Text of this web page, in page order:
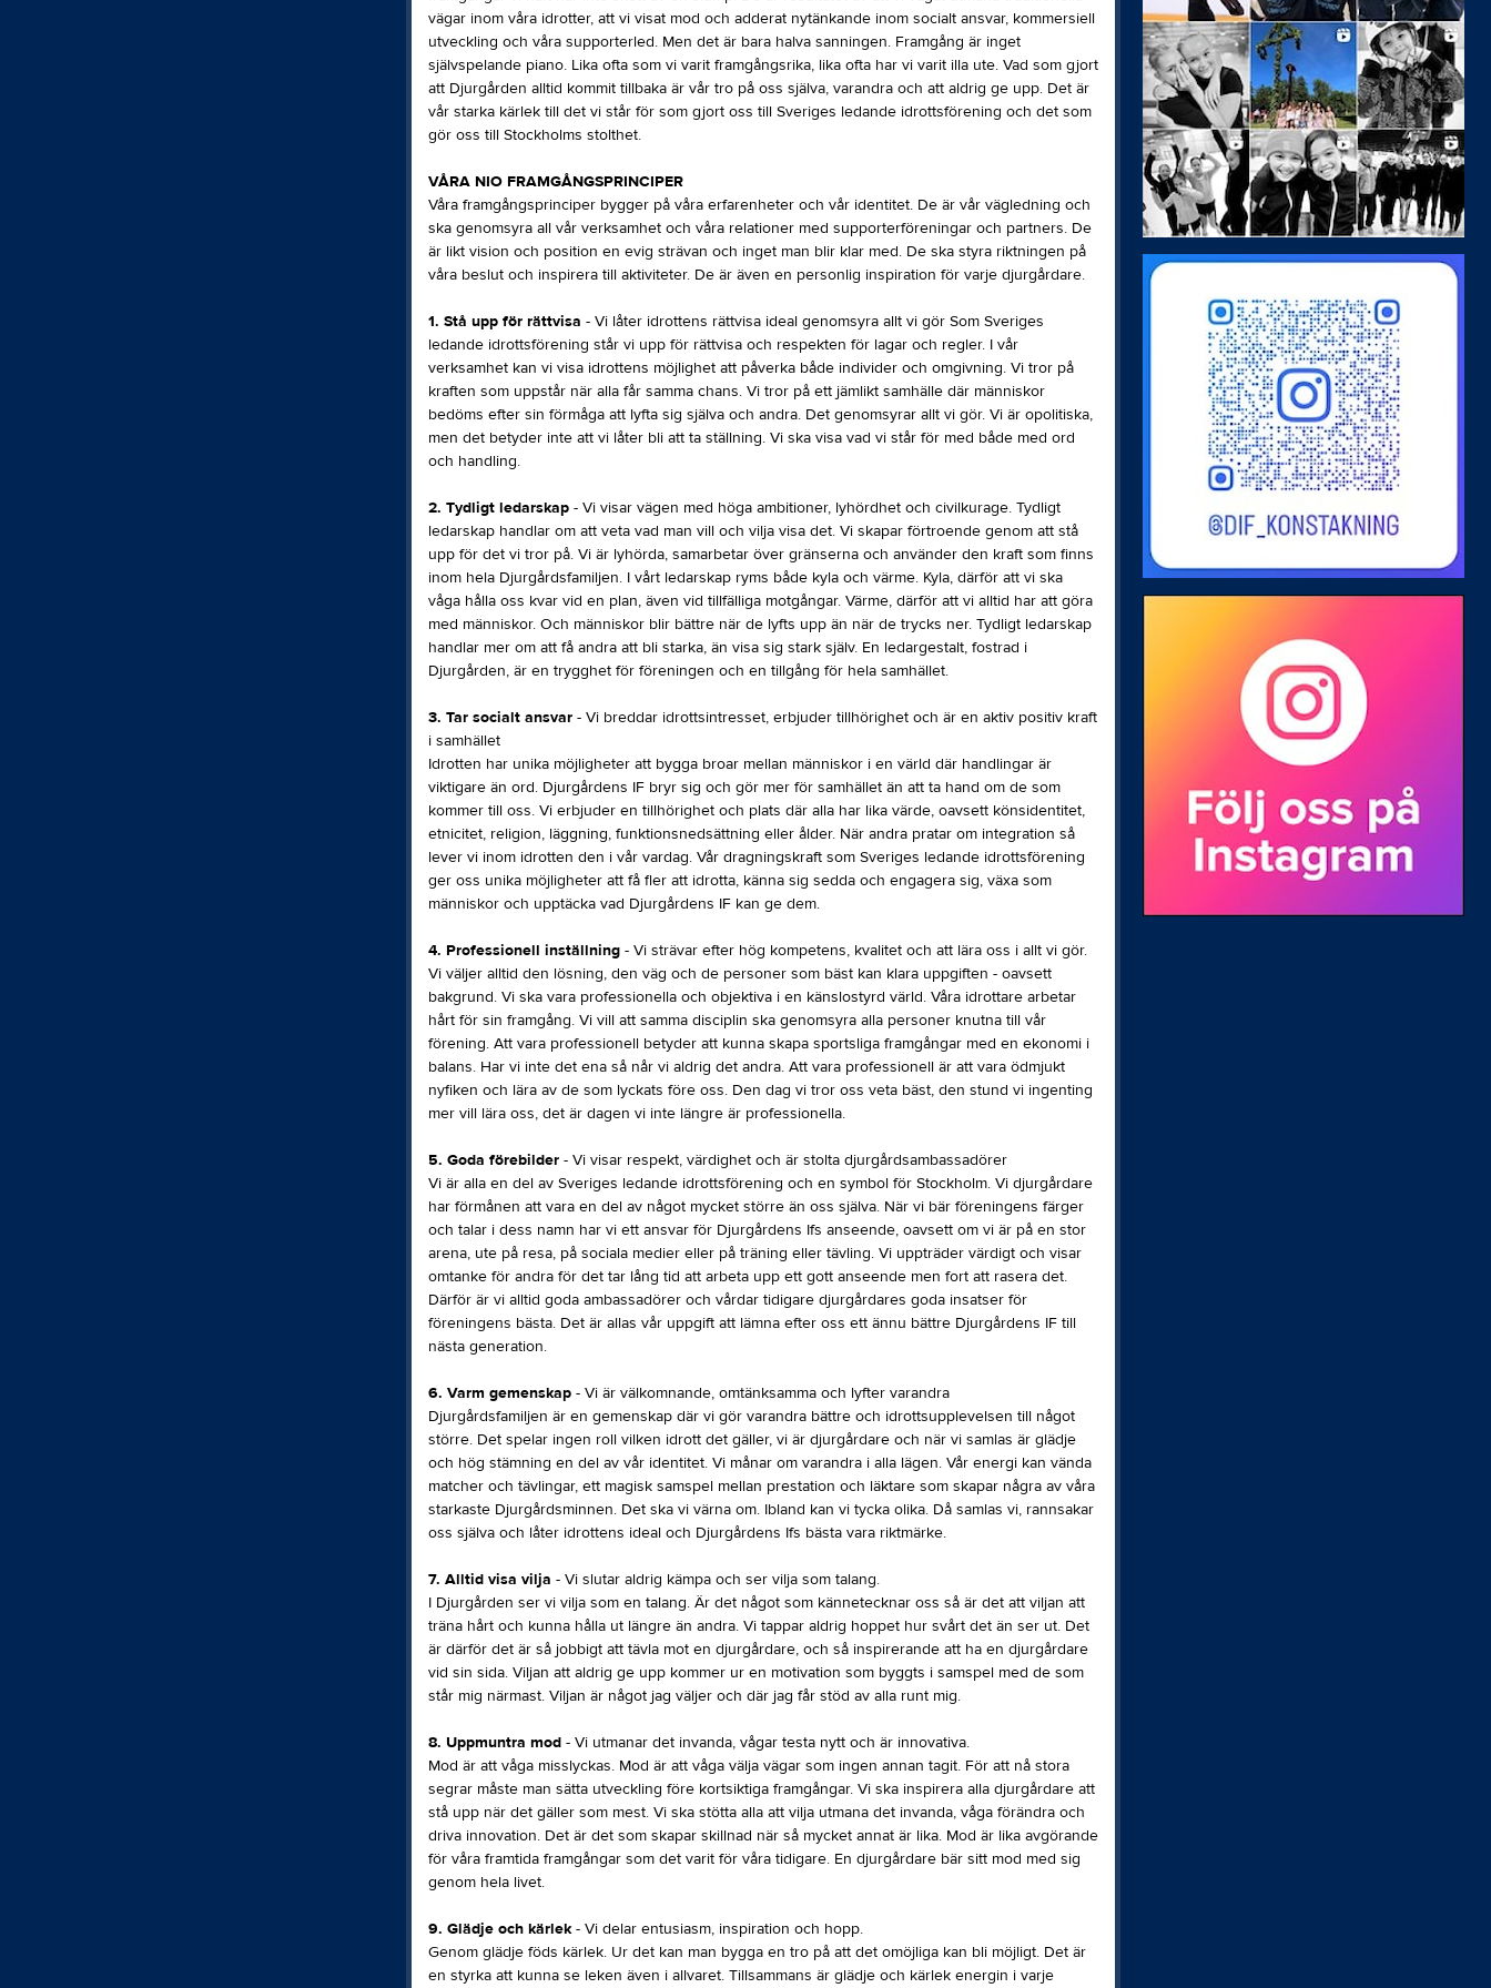
vägar inom våra idrotter, att vi visat mod och adderat nytänkande inom socialt ansvar, kommersiell
utveckling och våra supporterled. Men det är bara halva sanningen. Framgång är inget
självspelande piano. Lika ofta som vi varit framgångsrika, lika ofta har vi varit illa ute. Vad som gjort
att Djurgården alltid kommit tillbaka är vår tro på oss själva, varandra och att aldrig ge upp. Det är
vår starka kärlek till det vi står för som gjort oss till Sveriges ledande idrottsförening och det som
gör oss till Stockholms stolthet.
VÅRA NIO FRAMGÅNGSPRINCIPER
Våra framgångsprinciper bygger på våra erfarenheter och vår identitet. De är vår vägledning och
ska genomsyra all vår verksamhet och våra relationer med supporterföreningar och partners. De
är likt vision och position en evig strävan och inget man blir klar med. De ska styra riktningen på
våra beslut och inspirera till aktiviteter. De är även en personlig inspiration för varje djurgårdare.
1. Stå upp för rättvisa - Vi låter idrottens rättvisa ideal genomsyra allt vi gör Som Sveriges
ledande idrottsförening står vi upp för rättvisa och respekten för lagar och regler. I vår
verksamhet kan vi visa idrottens möjlighet att påverka både individer och omgivning. Vi tror på
kraften som uppstår när alla får samma chans. Vi tror på ett jämlikt samhälle där människor
bedöms efter sin förmåga att lyfta sig själva och andra. Det genomsyrar allt vi gör. Vi är opolitiska,
men det betyder inte att vi låter bli att ta ställning. Vi ska visa vad vi står för med både med ord
och handling.
2. Tydligt ledarskap - Vi visar vägen med höga ambitioner, lyhördhet och civilkurage. Tydligt
ledarskap handlar om att veta vad man vill och vilja visa det. Vi skapar förtroende genom att stå
upp för det vi tror på. Vi är lyhörda, samarbetar över gränserna och använder den kraft som finns
inom hela Djurgårdsfamiljen. I vårt ledarskap ryms både kyla och värme. Kyla, därför att vi ska
våga hålla oss kvar vid en plan, även vid tillfälliga motgångar. Värme, därför att vi alltid har att göra
med människor. Och människor blir bättre när de lyfts upp än när de trycks ner. Tydligt ledarskap
handlar mer om att få andra att bli starka, än visa sig stark själv. En ledargestalt, fostrad i
Djurgården, är en trygghet för föreningen och en tillgång för hela samhället.
3. Tar socialt ansvar- Vi breddar idrottsintresset, erbjuder tillhörighet och är en aktiv positiv kraft
i samhället
Idrotten har unika möjligheter att bygga broar mellan människor i en värld där handlingar är
viktigare än ord. Djurgårdens IF bryr sig och gör mer för samhället än att ta hand om de som
kommer till oss. Vi erbjuder en tillhörighet och plats där alla har lika värde, oavsett könsidentitet,
etnicitet, religion, läggning, funktionsnedsättning eller ålder. När andra pratar om integration så
lever vi inom idrotten den i vår vardag. Vår dragningskraft som Sveriges ledande idrottsförening
ger oss unika möjligheter att få fler att idrotta, känna sig sedda och engagera sig, växa som
människor och upptäcka vad Djurgårdens IF kan ge dem.
4. Professionell inställning- Vi strävar efter hög kompetens, kvalitet och att lära oss i allt vi gör.
Vi väljer alltid den lösning, den väg och de personer som bäst kan klara uppgiften - oavsett
bakgrund. Vi ska vara professionella och objektiva i en känslostyrd värld. Våra idrottare arbetar
hårt för sin framgång. Vi vill att samma disciplin ska genomsyra alla personer knutna till vår
förening. Att vara professionell betyder att kunna skapa sportsliga framgångar med en ekonomi i
balans. Har vi inte det ena så når vi aldrig det andra. Att vara professionell är att vara ödmjukt
nyfiken och lära av de som lyckats före oss. Den dag vi tror oss veta bäst, den stund vi ingenting
mer vill lära oss, det är dagen vi inte längre är professionella.
5. Goda förebilder - Vi visar respekt, värdighet och är stolta djurgårdsambassadörer
Vi är alla en del av Sveriges ledande idrottsförening och en symbol för Stockholm. Vi djurgårdare
har förmånen att vara en del av något mycket större än oss själva. När vi bär föreningens färger
och talar i dess namn har vi ett ansvar för Djurgårdens Ifs anseende, oavsett om vi är på en stor
arena, ute på resa, på sociala medier eller på träning eller tävling. Vi uppträder värdigt och visar
omtanke för andra för det tar lång tid att arbeta upp ett gott anseende men fort att rasera det.
Därför är vi alltid goda ambassadörer och vårdar tidigare djurgårdares goda insatser för
föreningens bästa. Det är allas vår uppgift att lämna efter oss ett ännu bättre Djurgårdens IF till
nästa generation.
6. Varm gemenskap- Vi är välkomnande, omtänksamma och lyfter varandra
Djurgårdsfamiljen är en gemenskap där vi gör varandra bättre och idrottsupplevelsen till något
större. Det spelar ingen roll vilken idrott det gäller, vi är djurgårdare och när vi samlas är glädje
och hög stämning en del av vår identitet. Vi månar om varandra i alla lägen. Vår energi kan vända
matcher och tävlingar, ett magisk samspel mellan prestation och läktare som skapar några av våra
starkaste Djurgårdsminnen. Det ska vi värna om. Ibland kan vi tycka olika. Då samlas vi, rannsakar
oss själva och låter idrottens ideal och Djurgårdens Ifs bästa vara riktmärke.
7. Alltid visa vilja - Vi slutar aldrig kämpa och ser vilja som talang.
I Djurgården ser vi vilja som en talang. Är det något som kännetecknar oss så är det att viljan att
träna hårt och kunna hålla ut längre än andra. Vi tappar aldrig hoppet hur svårt det än ser ut. Det
är därför det är så jobbigt att tävla mot en djurgårdare, och så inspirerande att ha en djurgårdare
vid sin sida. Viljan att aldrig ge upp kommer ur en motivation som byggts i samspel med de som
står mig närmast. Viljan är något jag väljer och där jag får stöd av alla runt mig.
8. Uppmuntra mod- Vi utmanar det invanda, vågar testa nytt och är innovativa.
Mod är att våga misslyckas. Mod är att våga välja vägar som ingen annan tagit. För att nå stora
segrar måste man sätta utveckling före kortsiktiga framgångar. Vi ska inspirera alla djurgårdare att
stå upp när det gäller som mest. Vi ska stötta alla att vilja utmana det invanda, våga förändra och
driva innovation. Det är det som skapar skillnad när så mycket annat är lika. Mod är lika avgörande
för våra framtida framgångar som det varit för våra tidigare. En djurgårdare bär sitt mod med sig
genom hela livet.
9. Glädje och kärlek- Vi delar entusiasm, inspiration och hopp.
Genom glädje föds kärlek. Ur det kan man bygga en tro på att det omöjliga kan bli möjligt. Det är
en styrka att kunna se leken även i allvaret. Tillsammans är glädje och kärlek energin i varje